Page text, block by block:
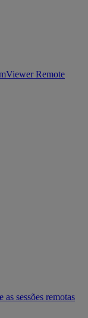
Remote
sessões remotas